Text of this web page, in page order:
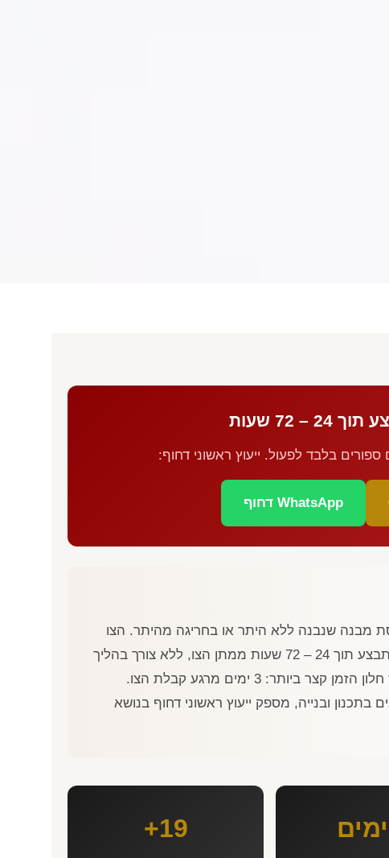
תוך 72 – 24 שעות
בלבד לפעול. ייעוץ ראשוני דחוף:
WhatsApp דחוף
מבנה שנבנה ללא היתר או בחריגה מהיתר. הצו
72 – 24 שעות ממתן הצו, ללא צורך בהליך
משפטי. ניתן לבקש עיכוב ביצועו ואף לבטלו, אך חלון הזמן קצר ביותר: 3 ימים מרגע קבלת הצו.
ושות', עם ניסיון ייחודי של 19+ שנים בתכנון ובנייה, מספק ייעוץ ראשוני דחוף בנושא
19+